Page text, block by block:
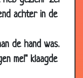
achter in de
de hand was.
me!" klaagde
3.47